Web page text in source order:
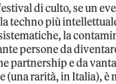
di culto, se un
techno più
la
persone da
partnership e da
rarità, in Italia), è